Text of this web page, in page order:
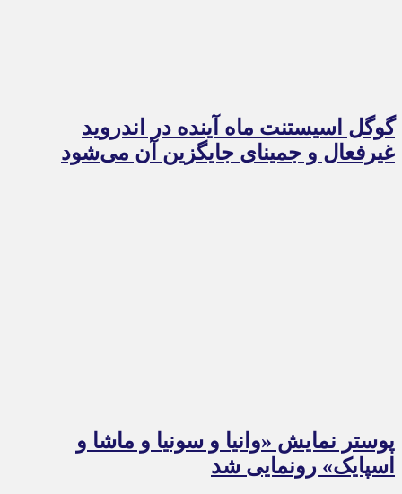
گوگل اسیستنت ماه آینده در اندروید
غیرفعال و جمینای جایگزین آن می‌شود
پوستر نمایش «وانیا و سونیا و ماشا و
اسپایک» رونمایی شد